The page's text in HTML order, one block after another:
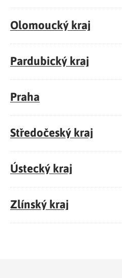
Olomoucký kraj
Pardubický kraj
Praha
Středočeský kraj
Ústecký kraj
Zlínský kraj